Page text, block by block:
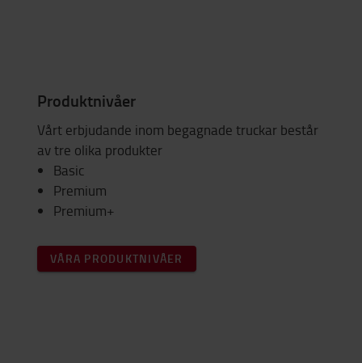
Produktnivåer
Vårt erbjudande inom begagnade truckar består
av tre olika produkter
Basic
Premium
Premium+
VÅRA PRODUKTNIVÅER